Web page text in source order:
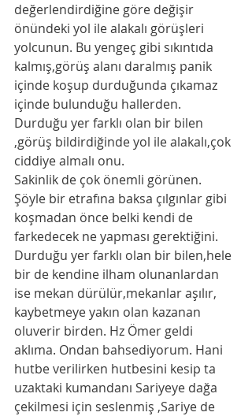
değerlendirdiğine göre değişir
önündeki yol ile alakalı görüşleri
yolcunun. Bu yengeç gibi sıkıntıda
kalmış,görüş alanı daralmış panik
içinde koşup durduğunda çıkamaz
içinde bulunduğu hallerden.
Durduğu yer farklı olan bir bilen
,görüş bildirdiğinde yol ile alakalı,çok
ciddiye almalı onu.
Sakinlik de çok önemli görünen.
Şöyle bir etrafına baksa çılgınlar gibi
koşmadan önce belki kendi de
farkedecek ne yapması gerektiğini.
Durduğu yer farklı olan bir bilen,hele
bir de kendine ilham olunanlardan
ise mekan dürülür,mekanlar aşılır,
kaybetmeye yakın olan kazanan
oluverir birden. Hz Ömer geldi
aklıma. Ondan bahsediyorum. Hani
hutbe verilirken hutbesini kesip ta
uzaktaki kumandanı Sariyeye dağa
çekilmesi için seslenmiş ,Sariye de